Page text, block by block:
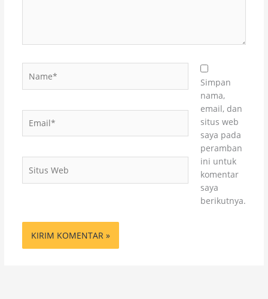
Web
Simpan
nama,
email, dan
situs web
saya pada
peramban
ini untuk
komentar
saya
berikutnya.